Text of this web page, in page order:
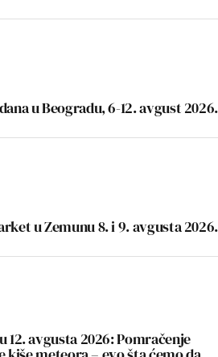
u Beogradu, 6-12. avgust 2026.
u Zemunu 8. i 9. avgusta 2026.
12. avgusta 2026: Pomračenje